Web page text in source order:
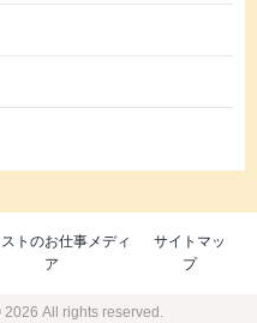
トのお仕事メディ
ア
サイトマッ
プ
All rights reserved.